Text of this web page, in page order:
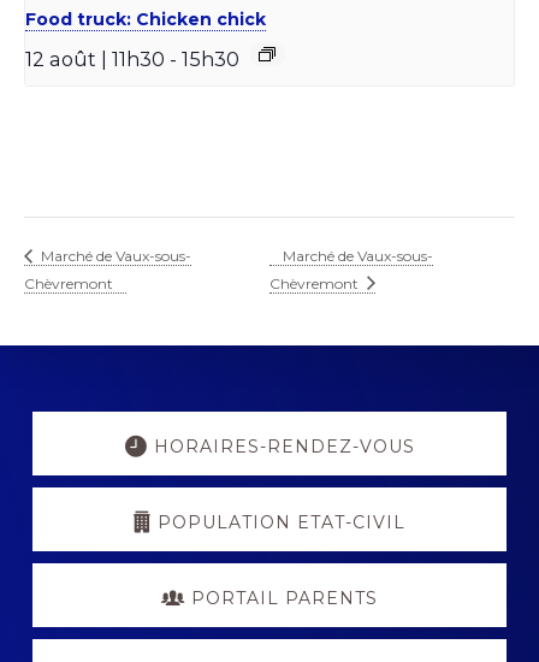
Food truck: Chicken chick
12 août | 11h30 - 15h30
Marché de Vaux-sous-
Chèvremont
Marché de Vaux-sous-
Chèvremont
Explore
HORAIRES-RENDEZ-VOUS
POPULATION ETAT-CIVIL
PORTAIL PARENTS